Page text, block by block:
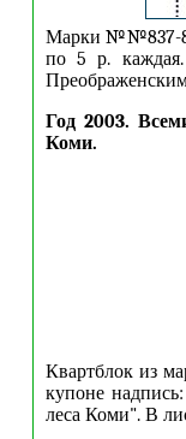
Марки №№837-
по 5 р.
Год 2003.
Коми.
Квартблок из
купоне
леса Коми". В